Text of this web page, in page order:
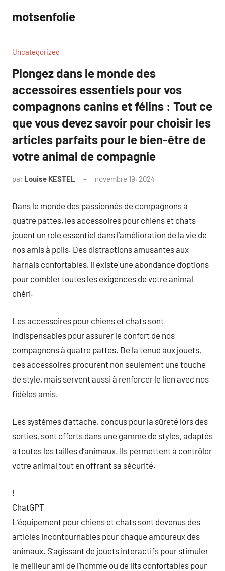
contenu
motsenfolie
Uncategorized
Plongez dans le monde des
accessoires essentiels pour vos
compagnons canins et félins : Tout ce
que vous devez savoir pour choisir les
articles parfaits pour le bien-être de
votre animal de compagnie
par Louise KESTEL novembre 19, 2024
Dans le monde des passionnés de compagnons à
quatre pattes, les accessoires pour chiens et chats
jouent un role essentiel dans l’amélioration de la vie de
nos amis à poils. Des distractions amusantes aux
harnais confortables, il existe une abondance d’options
pour combler toutes les exigences de votre animal
chéri.
Les accessoires pour chiens et chats sont
indispensables pour assurer le confort de nos
compagnons à quatre pattes. De la tenue aux jouets,
ces accessoires procurent non seulement une touche
de style, mais servent aussi à renforcer le lien avec nos
fidèles amis.
Les systèmes d’attache, conçus pour la sûreté lors des
sorties, sont offerts dans une gamme de styles, adaptés
à toutes les tailles d’animaux. Ils permettent à contrôler
votre animal tout en offrant sa sécurité.
!
ChatGPT
L’équipement pour chiens et chats sont devenus des
articles incontournables pour chaque amoureux des
animaux. S’agissant de jouets interactifs pour stimuler
le meilleur ami de l’homme ou de lits confortables pour